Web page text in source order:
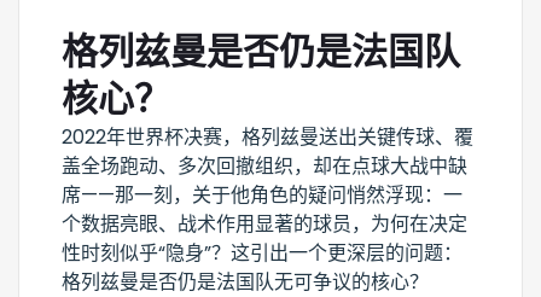
格列兹曼是否仍是法国队
核心？
2022年世界杯决赛，格列兹曼送出关键传球、覆
盖全场跑动、多次回撤组织，却在点球大战中缺
席——那一刻，关于他角色的疑问悄然浮现：一
个数据亮眼、战术作用显著的球员，为何在决定
性时刻似乎“隐身”？这引出一个更深层的问题：
格列兹曼是否仍是法国队无可争议的核心？